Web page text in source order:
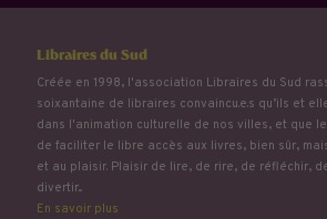
Libraires du Sud
Créée en 1998, l'association Libraires du Sud
soixantaine de libraires convaincu.e.s qu’ils et
dans l'animation culturelle de nos villes, et que
de faciliter le libre accès aux livres, bien sûr,
et au plaisir. Plaisir de lire, de rire, de réfléchir,
divertir...
En savoir plus